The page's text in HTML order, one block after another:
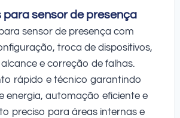
para sensor de presença
sensor de presença com
troca de dispositivos,
e correção de falhas.
rápido e técnico garantindo
energia, automação eficiente e
preciso para áreas internas e